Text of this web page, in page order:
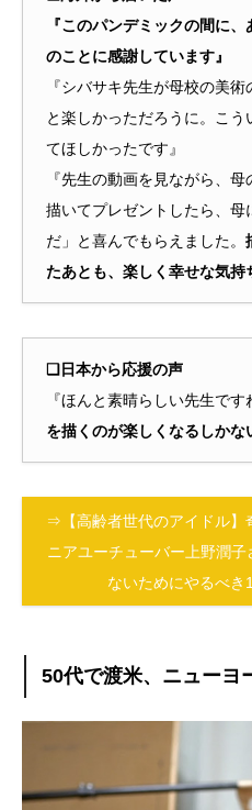
『このパンデミックの間に
のことに感謝しています』
『シバサキ先生が母校の美
と楽しかっただろうに。こう
てほしかったです』
『先生の動画を見ながら、
描いてプレゼントしたら、母
だ」と喜んでもらえました。
たあとも、楽しく幸せな気持
❑日本から応援の声
『ほんと素晴らしい先生です
を描くのが楽しくなるしかな
⇒【高齢者世代のアイドル】
ニアユーチューバー上野潤子
ないためにやるべき
50代で渡米、ニューヨ